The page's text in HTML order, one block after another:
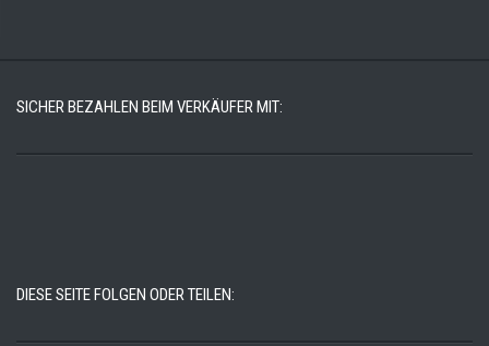
SICHER BEZAHLEN BEIM VERKÄUFER MIT:
DIESE SEITE FOLGEN ODER TEILEN: